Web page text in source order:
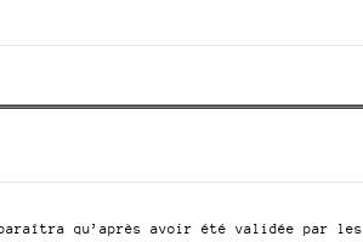
decrease
qu’après avoir été validée par les